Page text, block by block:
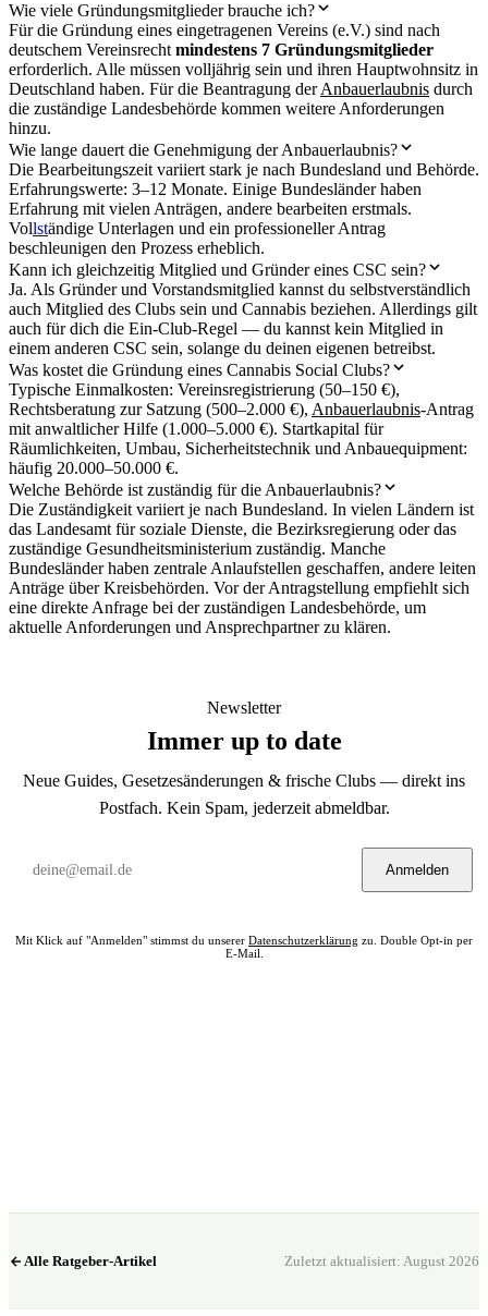
Wie viele Gründungsmitglieder brauche ich?
Für die Gründung eines eingetragenen Vereins (e.V.) sind nach
deutschem Vereinsrecht mindestens 7 Gründungsmitglieder
erforderlich. Alle müssen volljährig sein und ihren Hauptwohnsitz in
Deutschland haben. Für die Beantragung derAnbauerlaubnis durch
die zuständige Landesbehörde kommen weitere Anforderungen
hinzu.
Wie lange dauert die Genehmigung der Anbauerlaubnis?
Die Bearbeitungszeit variiert stark je nach Bundesland und Behörde.
Erfahrungswerte: 3–12 Monate. Einige Bundesländer haben
Erfahrung mit vielen Anträgen, andere bearbeiten erstmals.
Vollständige Unterlagen und ein professioneller Antrag
beschleunigen den Prozess erheblich.
Kann ich gleichzeitig Mitglied und Gründer eines CSC sein?
Ja. Als Gründer und Vorstandsmitglied kannst du selbstverständlich
auch Mitglied des Clubs sein und Cannabis beziehen. Allerdings gilt
auch für dich die Ein-Club-Regel — du kannst kein Mitglied in
einem anderen CSC sein, solange du deinen eigenen betreibst.
Was kostet die Gründung eines Cannabis Social Clubs?
Typische Einmalkosten: Vereinsregistrierung (50–150 €),
Rechtsberatung zur Satzung (500–2.000 €), Anbauerlaubnis-Antrag
mit anwaltlicher Hilfe (1.000–5.000 €). Startkapital für
Räumlichkeiten, Umbau, Sicherheitstechnik und Anbauequipment:
häufig 20.000–50.000 €.
Welche Behörde ist zuständig für die Anbauerlaubnis?
Die Zuständigkeit variiert je nach Bundesland. In vielen Ländern ist
das Landesamt für soziale Dienste, die Bezirksregierung oder das
zuständige Gesundheitsministerium zuständig. Manche
Bundesländer haben zentrale Anlaufstellen geschaffen, andere leiten
Anträge über Kreisbehörden. Vor der Antragstellung empfiehlt sich
eine direkte Anfrage bei der zuständigen Landesbehörde, um
aktuelle Anforderungen und Ansprechpartner zu klären.
Newsletter
Immer up to date
Neue Guides, Gesetzesänderungen & frische Clubs — direkt ins
Postfach. Kein Spam, jederzeit abmeldbar.
Anmelden
Mit Klick auf "Anmelden" stimmst du unserer Datenschutzerklärung zu. Double Opt-in per
E-Mail.
Alle Ratgeber-Artikel Zuletzt aktualisiert: August 2026